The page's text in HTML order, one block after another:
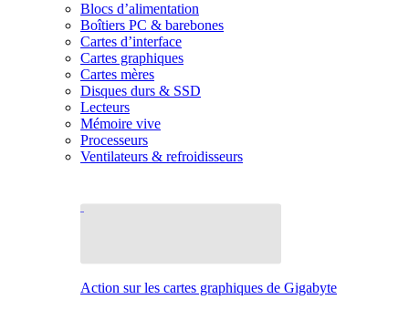
Blocs d’alimentation
Boîtiers PC & barebones
Cartes d’interface
Cartes graphiques
Cartes mères
Disques durs & SSD
Lecteurs
Mémoire vive
Processeurs
Ventilateurs & refroidisseurs
Action sur les cartes graphiques de Gigabyte